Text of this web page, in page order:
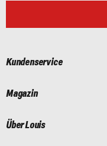
Kundenservice
Magazin
Über Louis